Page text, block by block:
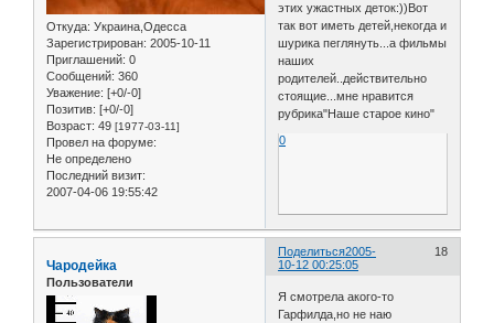
Откуда: Украина,Одесса
Зарегистрирован: 2005-10-11
Приглашений: 0
Сообщений: 360
Уважение: [+0/-0]
Позитив: [+0/-0]
Возраст: 49 [1977-03-11]
Провел на форуме:
Не определено
Последний визит:
2007-04-06 19:55:42
этих ужастных деток:))Вот
так вот иметь детей,некогда и
шурика пеглянуть...а фильмы
наших
родителей..действительно
стоящие...мне нравится
рубрика"Наше старое кино"
0
Поделиться 18
2005-
10-12 00:25:05
Чародейка
Пользователи
Я смотрела акого-то
Гарфилда,но не наю